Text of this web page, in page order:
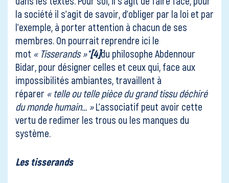
la société il s’agit de savoir, d’obliger par la loi et par
l’exemple, à porter attention à chacun de ses
membres. On pourrait reprendre ici le
mot « Tisserands »*[4]du philosophe Abdennour
Bidar, pour désigner celles et ceux qui, face aux
impossibilités ambiantes, travaillent à
réparer « telle ou telle pièce du grand tissu déchiré
du monde humain… »L’associatif peut avoir cette
vertu de redimer les trous ou les manques du
système.
Les tisserands